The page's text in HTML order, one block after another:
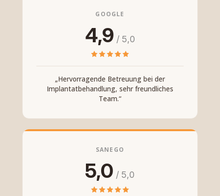
GOOGLE
4,9 / 5,0
„Hervorragende Betreuung bei der
Implantatbehandlung, sehr freundliches
Team.“
SANEGO
5,0 / 5,0